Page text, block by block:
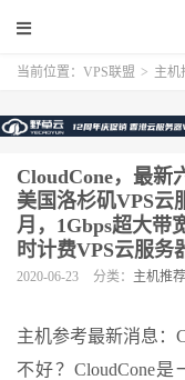
当前位置： VPS联盟 > 主机
CloudCone，最新
美国洛杉矶VPS云
月，1Gbps超大带
时计费VPS云服务
2020-06-23 分类： 主机推荐
主机参考最新消息：
不好？CloudCone